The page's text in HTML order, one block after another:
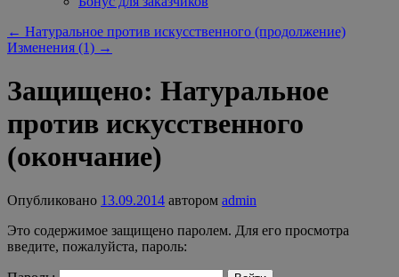
← Натуральное против искусственного (продолжение)
Изменения (1) →
Защищено: Натуральное
против искусственного
(окончание)
Опубликовано 13.09.2014 автором admin
Это содержимое защищено паролем. Для его просмотра
введите, пожалуйста, пароль: